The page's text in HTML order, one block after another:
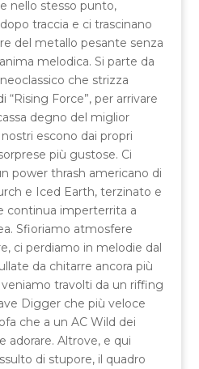
nello stesso punto,
traccia e ci trascinano
del metallo pesante senza
melodica. Si parte da
che strizza
“Rising Force”, per arrivare
degno del miglior
escono dai propri
più gustose. Ci
power thrash americano di
e Iced Earth, terzinato e
continua imperterrita a
Sfioriamo atmosfere
ci perdiamo in melodie dal
da chitarre ancora più
travolti da un riffing
Digger che più veloce
che a un AC Wild dei
adorare. Altrove, e qui
di stupore, il quadro